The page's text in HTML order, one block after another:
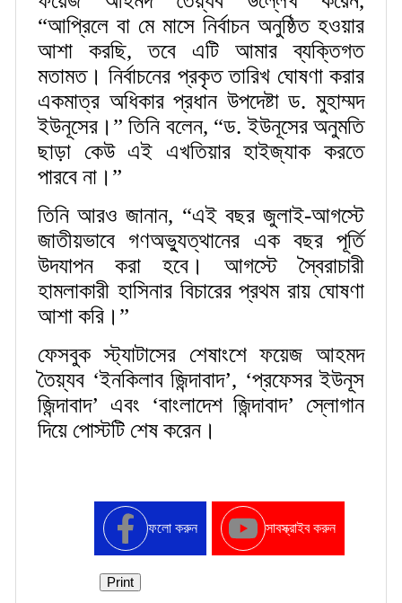
“আপ্রিলে বা মে মাসে নির্বাচন অনুষ্ঠিত হওয়ার
আশা করছি, তবে এটি আমার ব্যক্তিগত
মতামত। নির্বাচনের প্রকৃত তারিখ ঘোষণা করার
একমাত্র অধিকার প্রধান উপদেষ্টা ড. মুহাম্মদ
ইউনূসের।” তিনি বলেন, “ড. ইউনূসের অনুমতি
ছাড়া কেউ এই এখতিয়ার হাইজ্যাক করতে
পারবে না।”
তিনি আরও জানান, “এই বছর জুলাই-আগস্টে
জাতীয়ভাবে গণঅভ্যুত্থানের এক বছর পূর্তি
উদযাপন করা হবে। আগস্টে স্বৈরাচারী
হামলাকারী হাসিনার বিচারের প্রথম রায় ঘোষণা
আশা করি।”
ফেসবুক স্ট্যাটাসের শেষাংশে ফয়েজ আহমদ
তৈয়্যব ‘ইনকিলাব জিন্দাবাদ’, ‘প্রফেসর ইউনূস
জিন্দাবাদ’ এবং ‘বাংলাদেশ জিন্দাবাদ’ স্লোগান
দিয়ে পোস্টটি শেষ করেন।
ফলো করুন সাবস্ক্রাইব করুন
Print